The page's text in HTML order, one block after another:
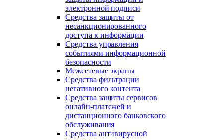
электронной подписи
Средства защиты от
несанкционированного
доступа к информации
Средства управления
событиями информационной
безопасности
Межсетевые экраны
Средства фильтрации
негативного контента
Средства защиты сервисов
онлайн-платежей и
дистанционного банковского
обслуживания
Средства антивирусной